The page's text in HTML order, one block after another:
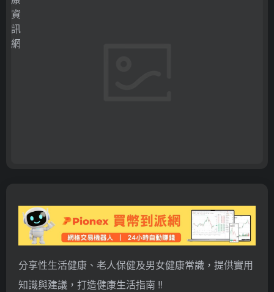
分享性生活健康、老人保健及男女健康常識，提供實用
知識與建議，打造健康生活指南 !!